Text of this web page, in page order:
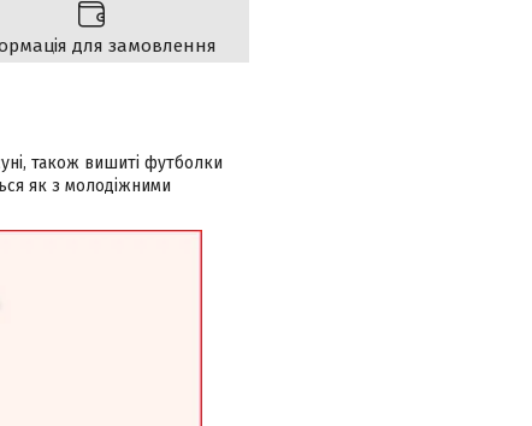
для замовлення
також вишиті футболки
як з молодіжними